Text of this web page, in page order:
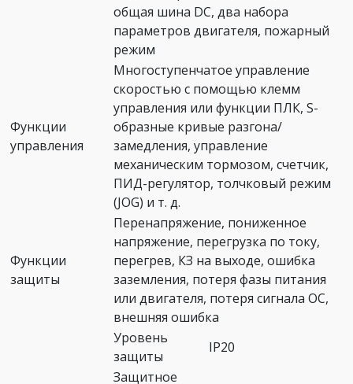
общая шина DC, два набора
параметров двигателя, пожарный
режим
Функции
управления
Многоступенчатое управление
скоростью с помощью клемм
управления или функции ПЛК, S-
образные кривые разгона/
замедления, управление
механическим тормозом, счетчик,
ПИД-регулятор, толчковый режим
(JOG) и т. д.
Функции
защиты
Перенапряжение, пониженное
напряжение, перегрузка по току,
перегрев, КЗ на выходе, ошибка
заземления, потеря фазы питания
или двигателя, потеря сигнала ОС,
внешняя ошибка
Уровень
защиты
IP20
Защитное